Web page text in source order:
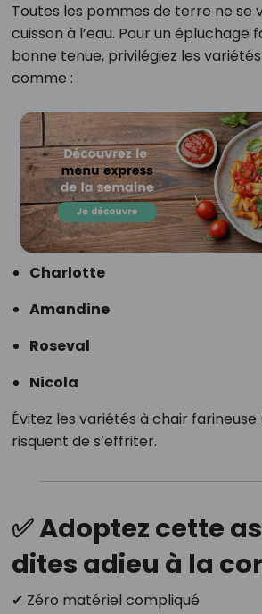
Toutes les pommes de terre ne se
cuisson à l’eau. Pour un épluchage
bonne tenue, privilégiez les variétés
comme :
Charlotte
Amandine
Roseval
Nicola
Évitez les variétés à chair
risquent de s’effriter.
✅ Adoptez cette
dites adieu à la
✔ Zéro matériel compliqué